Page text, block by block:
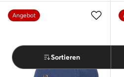
Sortieren
Angebot